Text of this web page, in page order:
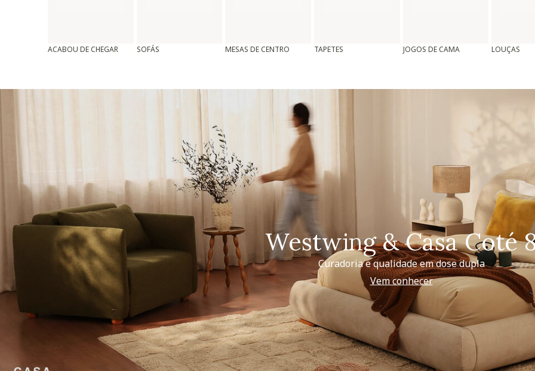
ACABOU DE CHEGAR SOFÁS MESAS DE CENTRO TAPETES JOGOS DE CAMA LOUÇAS
Westwing & Casa Coté
Curadoria e qualidade em dose dupla
Vem conhecer